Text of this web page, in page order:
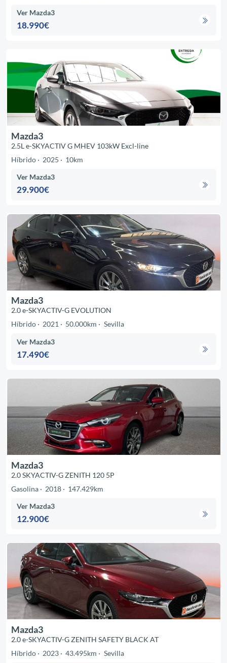
Ver Mazda3
18.990€
Mazda3
2.5L e-SKYACTIV G MHEV 103kW Excl-line
Híbrido
2025 10km
Ver Mazda3
29.900€
Mazda3
2.0 e-SKYACTIV-G EVOLUTION
Híbrido
2021 50.000km Sevilla
Ver Mazda3
17.490€
Mazda3
2.0 SKYACTIV-G ZENITH 120 5P
Gasolina
2018 147.429km
Ver Mazda3
12.900€
Mazda3
2.0 e-SKYACTIV-G ZENITH SAFETY BLACK AT
Híbrido
2023 43.495km Sevilla